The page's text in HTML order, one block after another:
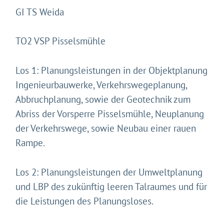
GI TS Weida
TO2 VSP Pisselsmühle
Los 1: Planungsleistungen in der Objektplanung
Ingenieurbauwerke, Verkehrswegeplanung,
Abbruchplanung, sowie der Geotechnik zum
Abriss der Vorsperre Pisselsmühle, Neuplanung
der Verkehrswege, sowie Neubau einer rauen
Rampe.
Los 2: Planungsleistungen der Umweltplanung
und LBP des zukünftig leeren Talraumes und für
die Leistungen des Planungsloses.